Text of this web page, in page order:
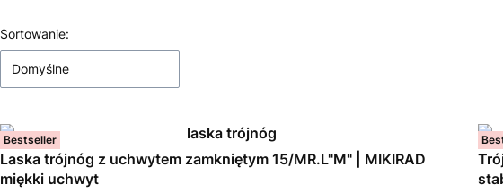
Lista produktów
Sortowanie:
Domyślne
Bestseller
Laska trójnóg z uchwytem zamkniętym 15/MR.L"M" | MIKIRAD
miękki uchwyt